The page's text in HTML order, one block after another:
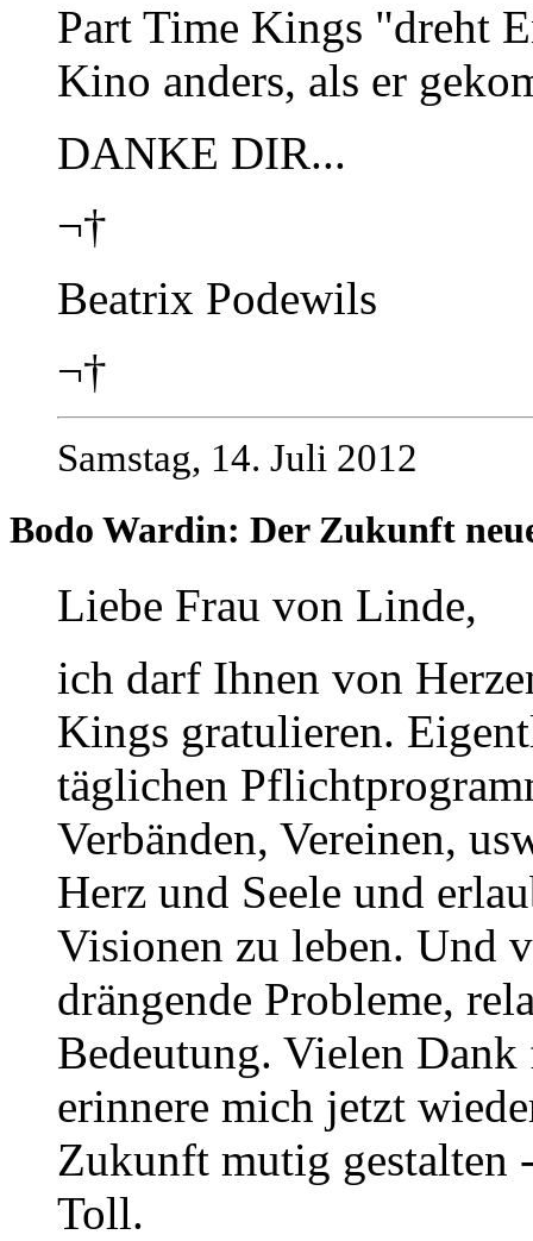
Part Time Kings "dreht
Kino anders, als er
DANKE DIR...
¬†
Beatrix Podewils
¬†
Samstag, 14. Juli 2012
Bodo Wardin: Der Zukunft
Liebe Frau von Linde,
ich darf Ihnen von
Kings gratulieren.
täglichen
Verbänden, Vereinen,
Herz und Seele und
Visionen zu leben. Und
drängende Probleme,
Bedeutung. Vielen
erinnere mich jetzt
Zukunft mutig gestalten
Toll.